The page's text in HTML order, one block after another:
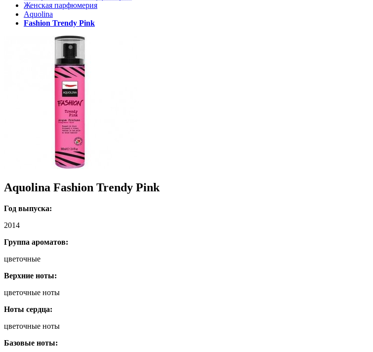
Женская парфюмерия
Aquolina
Fashion Trendy Pink
Aquolina Fashion Trendy Pink
Год выпуска:
2014
Группа ароматов:
цветочные
Верхние ноты:
цветочные ноты
Ноты сердца:
цветочные ноты
Базовые ноты: